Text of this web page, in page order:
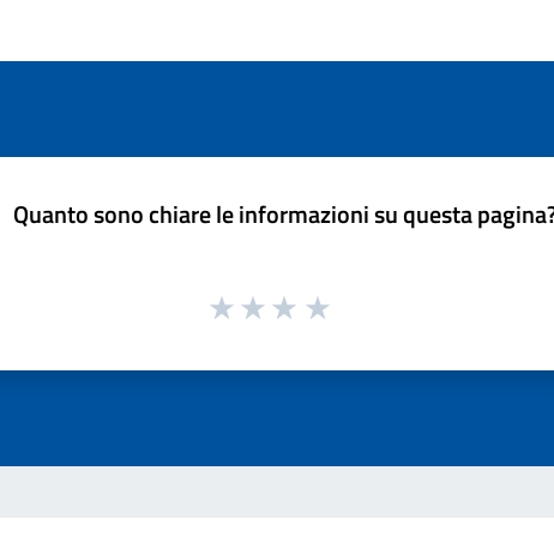
Quanto sono chiare le informazioni su questa